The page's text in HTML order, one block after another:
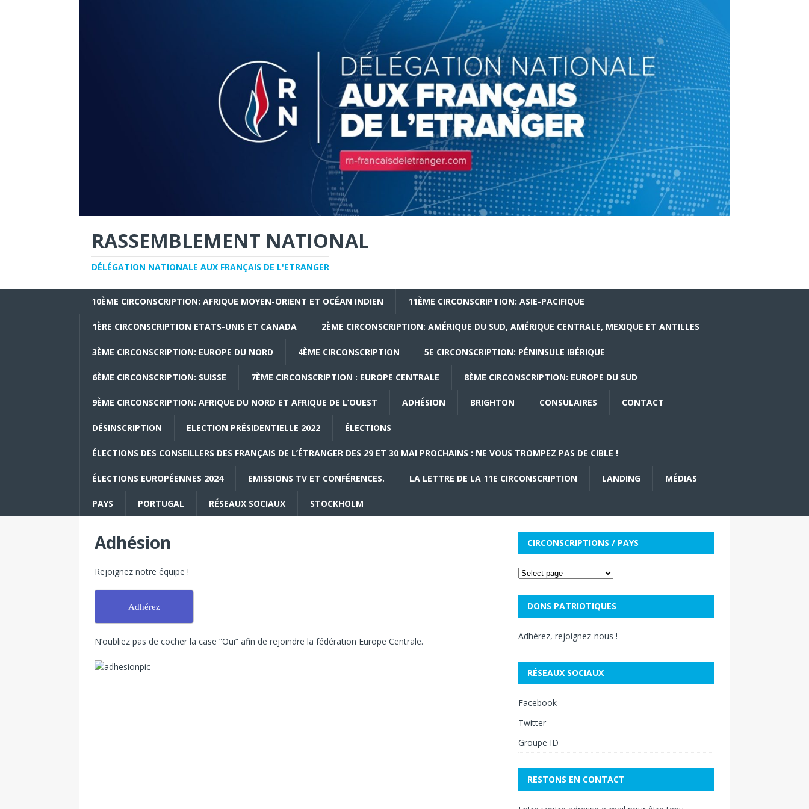
RASSEMBLEMENT NATIONAL
DÉLÉGATION NATIONALE AUX FRANÇAIS DE L'ETRANGER
10ÈME CIRCONSCRIPTION: AFRIQUE MOYEN-ORIENT ET OCÉAN INDIEN 11ÈME CIRCONSCRIPTION: ASIE-PACIFIQUE
1ÈRE CIRCONSCRIPTION ETATS-UNIS ET CANADA 2ÈME CIRCONSCRIPTION: AMÉRIQUE DU SUD, AMÉRIQUE CENTRALE, MEXIQUE ET ANTILLES
3ÈME CIRCONSCRIPTION: EUROPE DU NORD 4ÈME CIRCONSCRIPTION 5E CIRCONSCRIPTION: PÉNINSULE IBÉRIQUE
6ÈME CIRCONSCRIPTION: SUISSE 7ÈME CIRCONSCRIPTION : EUROPE CENTRALE 8ÈME CIRCONSCRIPTION: EUROPE DU SUD
9ÈME CIRCONSCRIPTION: AFRIQUE DU NORD ET AFRIQUE DE L’OUEST ADHÉSION BRIGHTON CONSULAIRES CONTACT
DÉSINSCRIPTION ELECTION PRÉSIDENTIELLE 2022 ÉLECTIONS
ÉLECTIONS DES CONSEILLERS DES FRANÇAIS DE L’ÉTRANGER DES 29 ET 30 MAI PROCHAINS : NE VOUS TROMPEZ PAS DE CIBLE !
ÉLECTIONS EUROPÉENNES 2024 EMISSIONS TV ET CONFÉRENCES. LA LETTRE DE LA 11E CIRCONSCRIPTION LANDING MÉDIAS
PAYS PORTUGAL RÉSEAUX SOCIAUX STOCKHOLM
Adhésion
Rejoignez notre équipe !
Adhérez
N’oubliez pas de cocher la case “Oui” afin de rejoindre la fédération Europe Centrale.
CIRCONSCRIPTIONS / PAYS
DONS PATRIOTIQUES
Adhérez, rejoignez-nous !
RÉSEAUX SOCIAUX
Facebook
Twitter
Groupe ID
RESTONS EN CONTACT